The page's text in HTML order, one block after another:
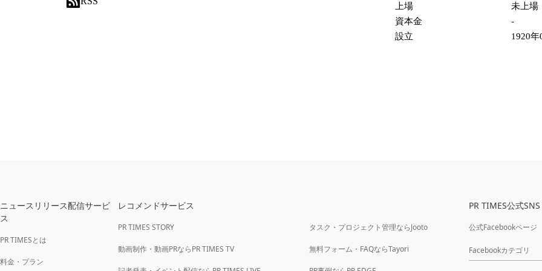
上場
未上場
資本金
-
設立
1920年
ニュースリリース配信サービ
ス
PR TIMESとは
料金・プラン
レコメンドサービス
PR TIMES STORY
動画制作・動画PRならPR TIMES TV
タスク・プロジェクト管理ならJooto
無料フォーム・FAQならTayori
PR TIMES公式SNS
公式Facebookページ
Facebookカテゴリ